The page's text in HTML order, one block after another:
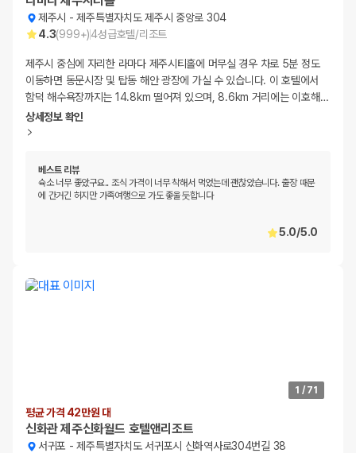
제주시 -제주특별자치도 제주시 중앙로 304
4.3(999+)4성급호텔/리조트
제주시 중심에 자리한 라마다 제주시티홀에 머무실 경우 차로 5분 정도
이동하면 동문시장 및 탑동 해안 광장에 가실 수 있습니다. 이 호텔에서
함덕 해수욕장까지는 14.8km 떨어져 있으며, 8.6km 거리에는 이호해…
상세정보 확인
베스트 리뷰
슉소 너무 좋았구요.. 조식 가격이 너무 착해서 먹었는데 괜찮았습니다. 출장 때문
에 간거긴 허지만 가족여행으로 가도 좋울둣합니다
5.0/5.0
1 / 71
평균 가격 42만원 대
신화관 제주신화월드 호텔앤리조트
서귀포 -제주특별자치도 서귀포시 신화역사로304번길 38